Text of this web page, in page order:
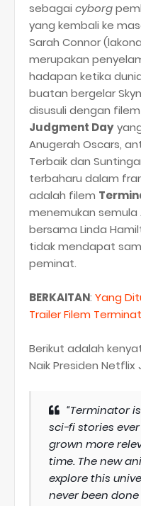
sebagai cyborg
yang kembali ke
Sarah Connor
merupakan
hadapan ketika
buatan bergelar
disusuli dengan
Judgment Day
Anugerah Oscars,
Terbaik dan
terbaharu dalam
adalah filem
menemukan
bersama Linda
tidak mendapat
peminat.
BERKAITAN: Yang
Trailer Filem
Berikut adalah
Naik Presiden
“Terminator
sci-fi stories
grown more
time. The new
explore this
never been done